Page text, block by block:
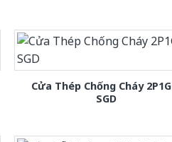
Cửa Thép Chống Cháy
SGD